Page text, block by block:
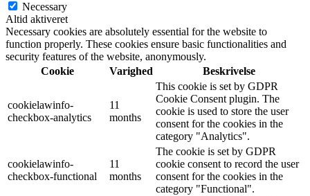
Necessary
Altid aktiveret
Necessary cookies are absolutely essential for the website to
function properly. These cookies ensure basic functionalities and
security features of the website, anonymously.
Cookie
Varighed Beskrivelse
cookielawinfo-
checkbox-analytics
11
months
This cookie is set by GDPR
Cookie Consent plugin. The
cookie is used to store the user
consent for the cookies in the
category "Analytics".
cookielawinfo-
checkbox-functional
11
months
The cookie is set by GDPR
cookie consent to record the user
consent for the cookies in the
category "Functional".